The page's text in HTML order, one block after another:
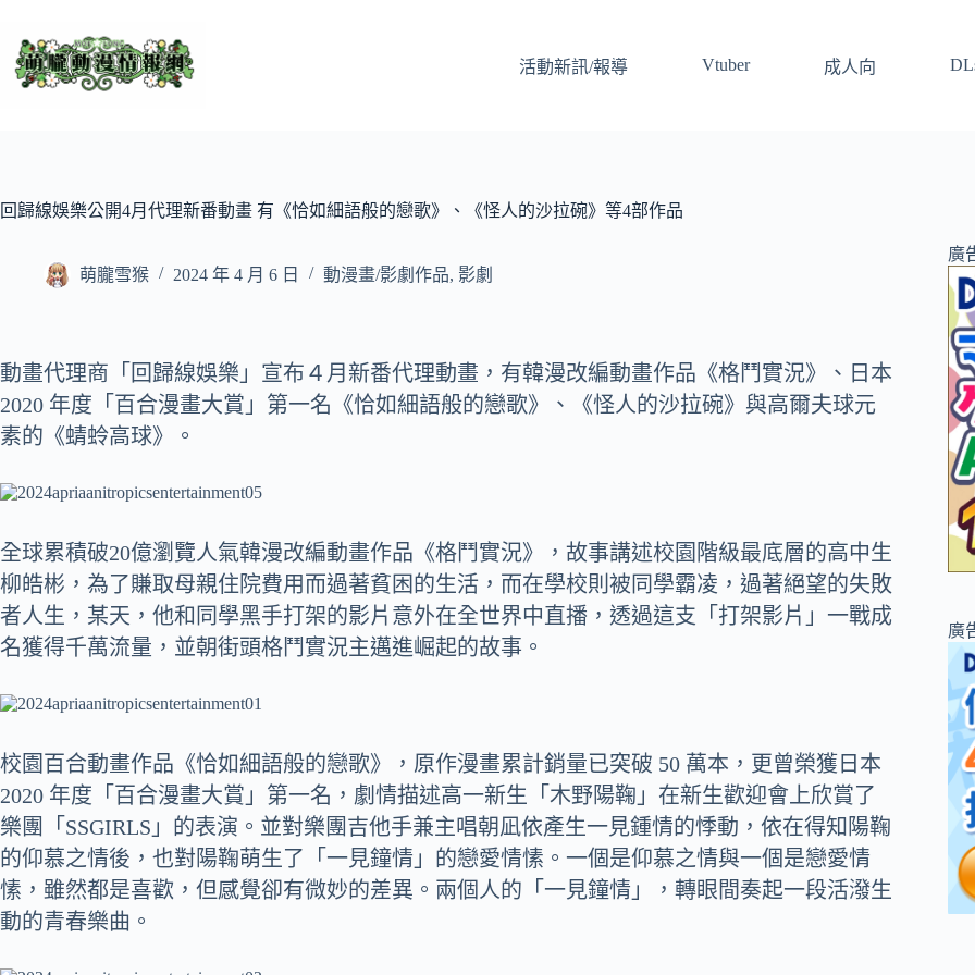
主
活動新訊/報導 Vtuber 成人向
回歸線娛樂公開4月代理新番動畫 有《恰如細語般的戀歌》、《怪人的沙拉碗》等4部作品
萌朧雪猴 2024 年 4 月 6 日 動漫畫/影劇作品, 影劇
動畫代理商「回歸線娛樂」宣布４月新番代理動畫，有韓漫改編動畫作品《格鬥實況》、日本
2020 年度「百合漫畫大賞」第一名《恰如細語般的戀歌》、《怪人的沙拉碗》與高爾夫球元
素的《蜻蛉高球》。
全球累積破20億瀏覽人氣韓漫改編動畫作品《格鬥實況》，故事講述校園階級最底層的高中生
柳皓彬，為了賺取母親住院費用而過著貧困的生活，而在學校則被同學霸凌，過著絕望的失敗
者人生，某天，他和同學黑手打架的影片意外在全世界中直播，透過這支「打架影片」一戰成
名獲得千萬流量，並朝街頭格鬥實況主邁進崛起的故事。
校園百合動畫作品《恰如細語般的戀歌》，原作漫畫累計銷量已突破 50 萬本，更曾榮獲日本
2020 年度「百合漫畫大賞」第一名，劇情描述高一新生「木野陽鞠」在新生歡迎會上欣賞了
樂團「SSGIRLS」的表演。並對樂團吉他手兼主唱朝凪依產生一見鍾情的悸動，依在得知陽鞠
的仰慕之情後，也對陽鞠萌生了「一見鐘情」的戀愛情愫。一個是仰慕之情與一個是戀愛情
愫，雖然都是喜歡，但感覺卻有微妙的差異。兩個人的「一見鐘情」，轉眼間奏起一段活潑生
動的青春樂曲。
廣
廣